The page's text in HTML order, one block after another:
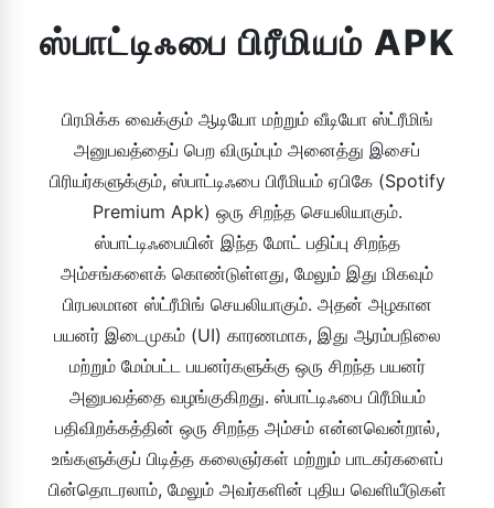
ஸ்பாட்டிஃபை பிரீமியம் APK
பிரமிக்க வைக்கும் ஆடியோ மற்றும் வீடியோ ஸ்ட்ரீமிங்
அனுபவத்தைப் பெற விரும்பும் அனைத்து இசைப்
பிரியர்களுக்கும், ஸ்பாட்டிஃபை பிரீமியம் ஏபிகே (Spotify
Premium Apk) ஒரு சிறந்த செயலியாகும்.
ஸ்பாட்டிஃபையின் இந்த மோட் பதிப்பு சிறந்த
அம்சங்களைக் கொண்டுள்ளது, மேலும் இது மிகவும்
பிரபலமான ஸ்ட்ரீமிங் செயலியாகும். அதன் அழகான
பயனர் இடைமுகம் (UI) காரணமாக, இது ஆரம்பநிலை
மற்றும் மேம்பட்ட பயனர்களுக்கு ஒரு சிறந்த பயனர்
அனுபவத்தை வழங்குகிறது. ஸ்பாட்டிஃபை பிரீமியம்
பதிவிறக்கத்தின் ஒரு சிறந்த அம்சம் என்னவென்றால்,
உங்களுக்குப் பிடித்த கலைஞர்கள் மற்றும் பாடகர்களைப்
பின்தொடரலாம், மேலும் அவர்களின் புதிய வெளியீடுகள்